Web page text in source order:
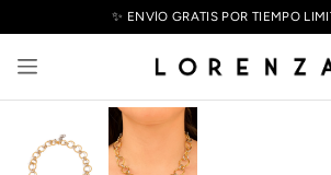
✨ ENVÍO GRATIS POR TIEMPO